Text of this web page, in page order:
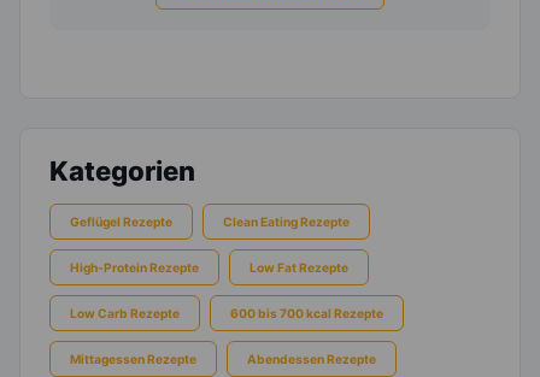
Kategorien
Geflügel Rezepte Clean Eating Rezepte
High-Protein Rezepte Low Fat Rezepte
Low Carb Rezepte 600 bis 700 kcal Rezepte
Mittagessen Rezepte Abendessen Rezepte